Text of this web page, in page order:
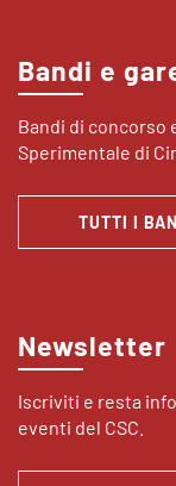
Bandi e
Bandi di concorso
Sperimentale di
TUTTI I
Newsletter
Iscriviti e resta
eventi del CSC.